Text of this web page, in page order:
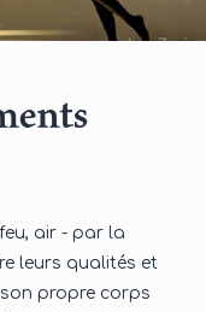
air - par la
leurs qualités et
propre corps